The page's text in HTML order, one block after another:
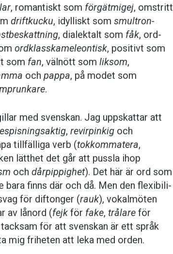
, romantiskt som förgätmigej, omstritt
driftkucku, idylliskt som smultron­
, dialektalt som fåk, ord­
ord­klass­kameleontisk, positivt som
som fan, välnött som liksom,
och pappa, på modet som
.
med svenskan. Jag uppskattar att
, ­revirpinkig och
tillfälliga verb (tokkommatera,
lätthet det går att pussla ihop
och dårpippighet). Det här är ord som
bara finns där och då. Men den flexibili­
för diftonger (rauk), vokalmöten
av lånord (fejk för fake, trålare för
tacksam för att svenskan är ett språk
mig friheten att leka med orden.